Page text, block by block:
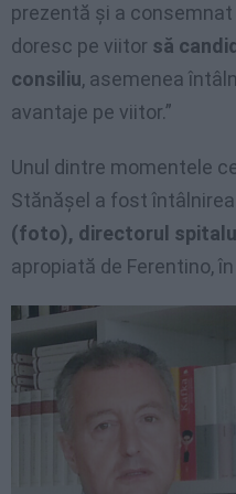
prezentă şi a
doresc pe viitor să
consiliu, asemenea
avantaje pe viitor.”
Unul dintre momentele
Stănăşel a fost
(foto), directorul
apropiată de Ferentino,